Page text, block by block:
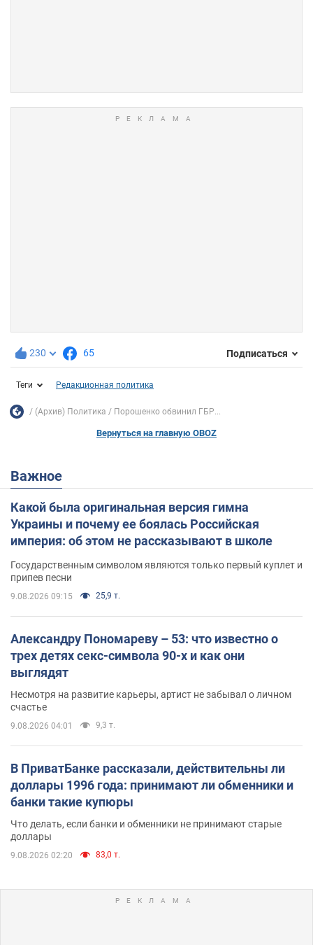
230 65 Подписаться
Теги Редакционная политика
(Архив) Политика Порошенко обвинил ГБР...
Вернуться на главную OBOZ
Важное
Какой была оригинальная версия гимна
Украины и почему ее боялась Российская
империя: об этом не рассказывают в школе
Государственным символом являются только первый куплет и
припев песни
9.08.2026 09:15 25,9 т.
Александру Пономареву – 53: что известно о
трех детях секс-символа 90-х и как они
выглядят
Несмотря на развитие карьеры, артист не забывал о личном
счастье
9.08.2026 04:01 9,3 т.
В ПриватБанке рассказали, действительны ли
доллары 1996 года: принимают ли обменники и
банки такие купюры
Что делать, если банки и обменники не принимают старые
доллары
9.08.2026 02:20 83,0 т.